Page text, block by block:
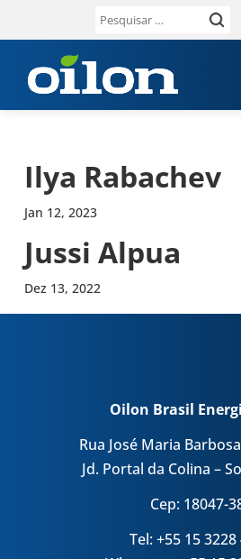
Pesquisar
Ilya Raba­chev
Jan 12, 2023
Jussi Alpua
Dez 13, 2022
Oilon Brasil
Rua José Maria
Jd. Portal da Colina –
Cep: 18047-
Tel: +55 15 3228